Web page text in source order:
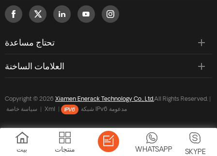
تحتاج مساعدة
العلامات الساخنة
Copyright © 2026 Xiamen Enerack Technology Co., Ltd.All Rights Reserved. |
سياسة خاصة
Xml شبكة IPv6 مدعومة
بيت منتجات SKYPE
WHATSAPP